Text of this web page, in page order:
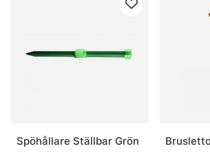
Spöhållare Ställbar Grön